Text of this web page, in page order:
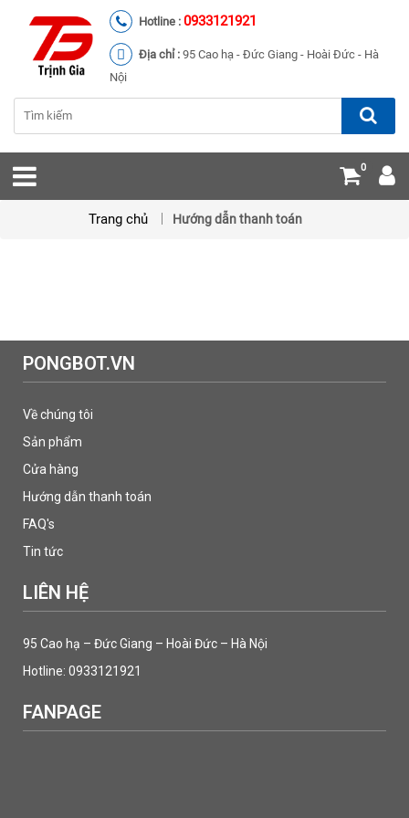
Hotline : 0933121921
Địa chỉ : 95 Cao hạ - Đức Giang - Hoài Đức - Hà
Nội
0
Trang chủ Hướng dẫn thanh toán
PONGBOT.VN
Về chúng tôi
Sản phẩm
Cửa hàng
Hướng dẫn thanh toán
FAQ's
Tin tức
LIÊN HỆ
95 Cao hạ – Đức Giang – Hoài Đức – Hà Nội
Hotline: 0933121921
FANPAGE